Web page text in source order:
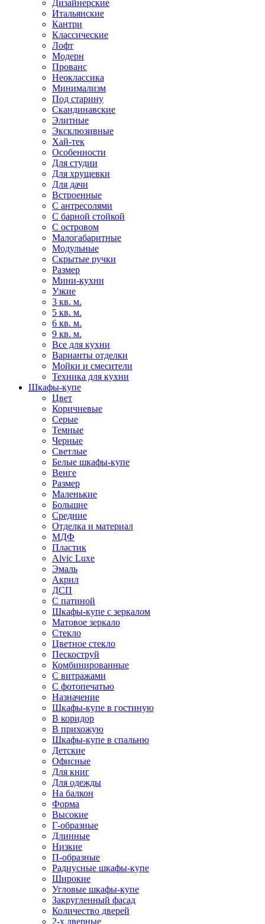
Дизайнерские
Итальянские
Кантри
Классические
Лофт
Модерн
Прованс
Неоклассика
Минимализм
Под старину
Скандинавские
Элитные
Эксклюзивные
Хай-тек
Особенности
Для студии
Для хрущевки
Для дачи
Встроенные
С антресолями
С барной стойкой
С островом
Малогабаритные
Модульные
Скрытые ручки
Размер
Мини-кухни
Узкие
3 кв. м.
5 кв. м.
6 кв. м.
9 кв. м.
Все для кухни
Варианты отделки
Мойки и смесители
Техника для кухни
Шкафы-купе
Цвет
Коричневые
Серые
Темные
Черные
Светлые
Белые шкафы-купе
Венге
Размер
Маленькие
Большие
Средние
Отделка и материал
МДФ
Пластик
Alvic Luxe
Эмаль
Акрил
ДСП
С патиной
Шкафы-купе с зеркалом
Матовое зеркало
Стекло
Цветное стекло
Пескоструй
Комбинированные
С витражами
С фотопечатью
Назначение
Шкафы-купе в гостиную
В коридор
В прихожую
Шкафы-купе в спальню
Детские
Офисные
Для книг
Для одежды
На балкон
Форма
Высокие
Г-образные
Длинные
Низкие
П-образные
Радиусные шкафы-купе
Широкие
Угловые шкафы-купе
Закругленный фасад
Количество дверей
2-х дверные